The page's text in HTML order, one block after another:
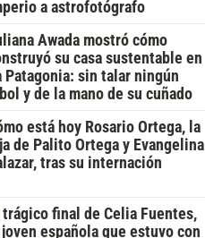
a astrofotógrafo
Awada mostró cómo
su casa sustentable en
Patagonia: sin talar ningún
y de la mano de su cuñado
está hoy Rosario Ortega, la
de Palito Ortega y Evangelina
tras su internación
trágico final de Celia Fuentes,
española que estuvo con